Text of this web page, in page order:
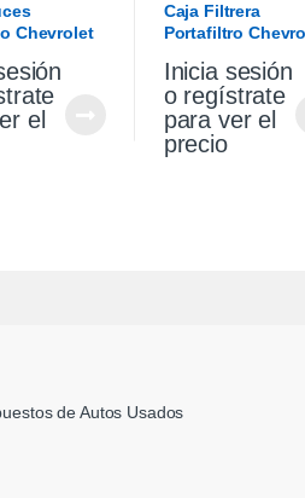
Chevrolet
el
Caja Filtrera
Portafiltro
19/21
Inicia sesión
o regístrate
para ver el
precio